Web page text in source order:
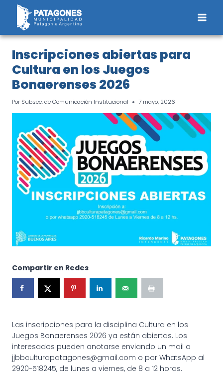
Saltar
contenido
Inscripciones abiertas para
Cultura en los Juegos
Bonaerenses 2026
Por Subsec. de Comunicación Institucional 7 mayo, 2026
Compartir en Redes
Las inscripciones para la disciplina Cultura en los
Juegos Bonaerenses 2026 ya están abiertas. Los
interesados pueden anotarse enviando un mail a
jjbbculturapatagones@gmail.com o por WhatsApp al
2920-518245, de lunes a viernes, de 8 a 12 horas.